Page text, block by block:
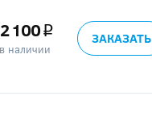
100 q
в наличии
ЗАКАЗАТЬ